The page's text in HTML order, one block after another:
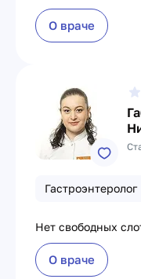
О враче
Гастроэнтеролог
Нет свободных
О враче